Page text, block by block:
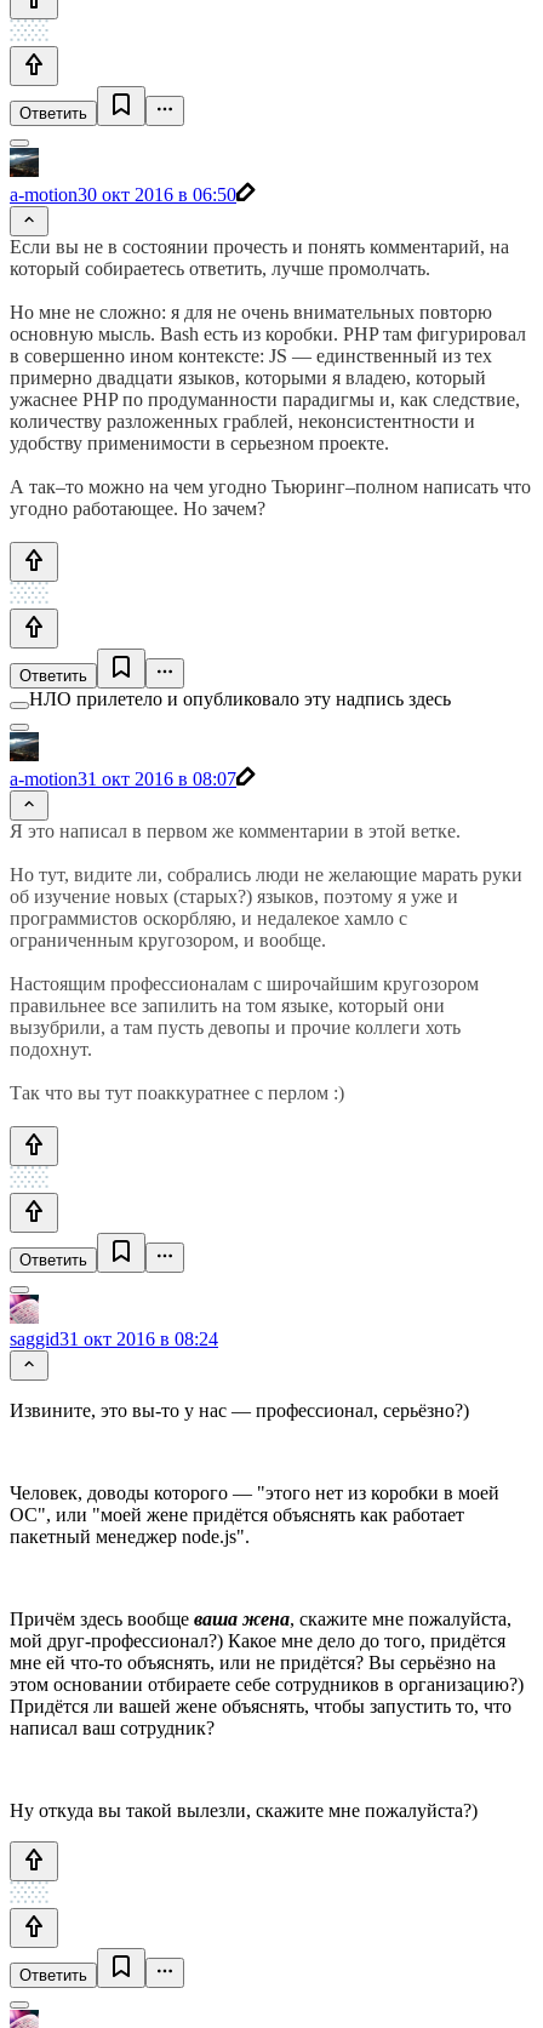
Ответить
a-motion30 окт 2016 в 06:50
Если вы не в состоянии прочесть и понять комментарий, на
который собираетесь ответить, лучше промолчать.
Но мне не сложно: я для не очень внимательных повторю
основную мысль. Bash есть из коробки. PHP там фигурировал
в совершенно ином контексте: JS — единственный из тех
примерно двадцати языков, которыми я владею, который
ужаснее PHP по продуманности парадигмы и, как следствие,
количеству разложенных граблей, неконсистентности и
удобству применимости в серьезном проекте.
А так–то можно на чем угодно Тьюринг–полном написать что
угодно работающее. Но зачем?
Ответить
НЛО прилетело и опубликовало эту надпись здесь
a-motion31 окт 2016 в 08:07
Я это написал в первом же комментарии в этой ветке.
Но тут, видите ли, собрались люди не желающие марать руки
об изучение новых (старых?) языков, поэтому я уже и
программистов оскорбляю, и недалекое хамло с
ограниченным кругозором, и вообще.
Настоящим профессионалам с широчайшим кругозором
правильнее все запилить на том языке, который они
вызубрили, а там пусть девопы и прочие коллеги хоть
подохнут.
Так что вы тут поаккуратнее с перлом :)
Ответить
saggid31 окт 2016 в 08:24
Извините, это вы-то у нас — профессионал, серьёзно?)
Человек, доводы которого — "этого нет из коробки в моей
ОС", или "моей жене придётся объяснять как работает
пакетный менеджер node.js".
Причём здесь вообще ваша жена, скажите мне пожалуйста,
мой друг-профессионал?) Какое мне дело до того, придётся
мне ей что-то объяснять, или не придётся? Вы серьёзно на
этом основании отбираете себе сотрудников в организацию?)
Придётся ли вашей жене объяснять, чтобы запустить то, что
написал ваш сотрудник?
Ну откуда вы такой вылезли, скажите мне пожалуйста?)
Ответить